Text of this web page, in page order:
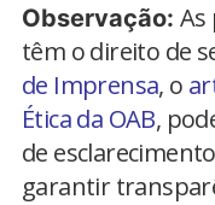
Observação: As
têm o direito de
de Imprensa, o
Ética da OAB,
de
garantir